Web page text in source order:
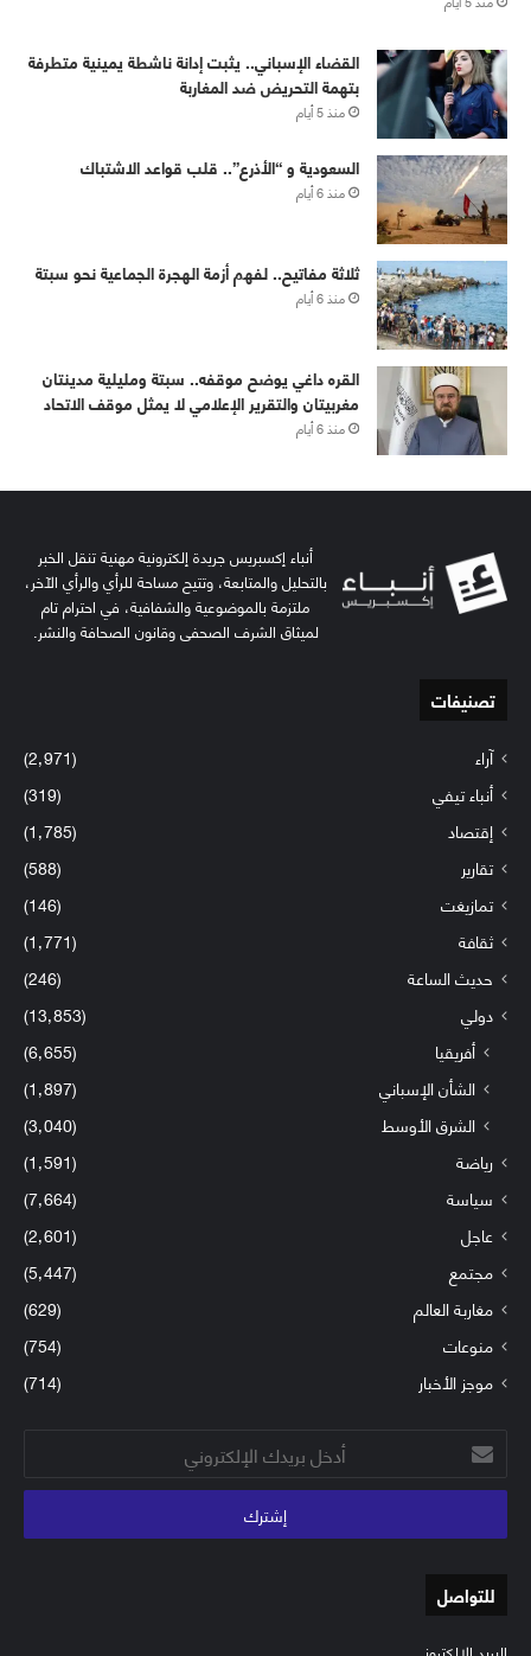
القضاء الإسباني.. يثبت إدانة ناشطة يمينية متطرفة
بتهمة التحريض ضد المغاربة
منذ 5 أيام
‏⁧‫السعودية‬⁩ و “الأذرع”.. قلب قواعد الاشتباك
منذ 6 أيام
ثلاثة مفاتيح.. لفهم أزمة الهجرة الجماعية نحو سبتة
منذ 6 أيام
القره داغي يوضح موقفه.. سبتة ومليلية مدينتان
مغربيتان والتقرير الإعلامي لا يمثل موقف الاتحاد
منذ 6 أيام
أنباء إكسبريس جريدة إلكترونية مهنية تنقل الخبر
بالتحليل والمتابعة، وتتيح مساحة للرأي والرأي الآخر،
ملتزمة بالموضوعية والشفافية، في احترام تام
لميثاق الشرف الصحفي وقانون الصحافة والنشر.
تصنيفات
آراء
(2٬971)
أنباء تيفي
(319)
إقتصاد
(1٬785)
تقارير
(588)
تمازيغت
(146)
ثقافة
(1٬771)
حديث الساعة
(246)
دولي
(13٬853)
أفريقيا
(6٬655)
الشأن الإسباني
(1٬897)
الشرق الأوسط
(3٬040)
رياضة
(1٬591)
سياسة
(7٬664)
عاجل
(2٬601)
مجتمع
(5٬447)
مغاربة العالم
(629)
منوعات
(754)
موجز الأخبار
(714)
أدخل
بريدك
الإلكتروني
للتواصل